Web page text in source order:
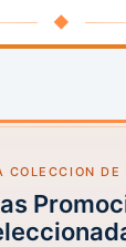
◆
COLECCION DE